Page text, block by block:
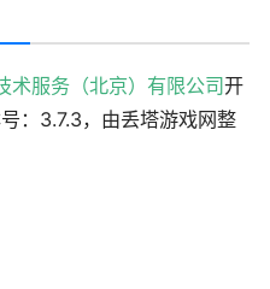
术服务（北京）有限公司开
：3.7.3，由丢塔游戏网整